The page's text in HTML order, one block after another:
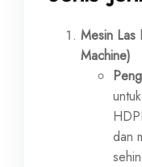
Mesin Las
Machine)
dan